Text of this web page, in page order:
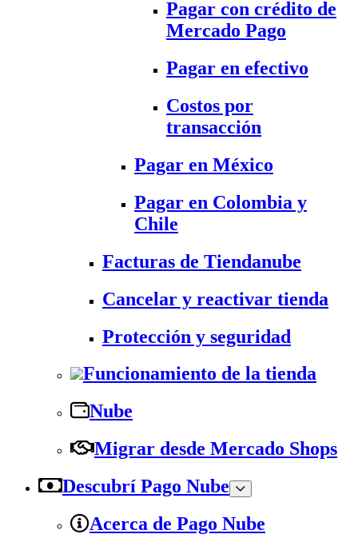
Pagar con crédito de
Mercado Pago
Pagar en efectivo
Costos por
transacción
Pagar en México
Pagar en Colombia y
Chile
Facturas de Tiendanube
Cancelar y reactivar tienda
Protección y seguridad
Funcionamiento de la tienda
Nube
Migrar desde Mercado Shops
Descubrí Pago Nube
Acerca de Pago Nube